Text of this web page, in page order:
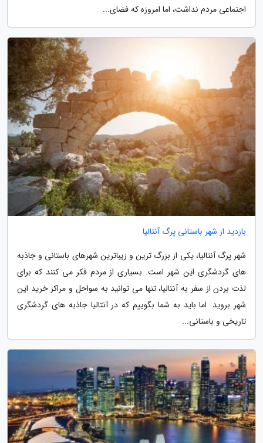
اجتماعی مردم نداشت، اما امروزه که فضای...
بازدید از شهر باستانی پرگ آنتالیا
شهر پرگ آنتالیا، یکی از بزرگ ترین و زیباترین شهرهای باستانی و جاذبه
های گردشگری این شهر است. بسیاری از مردم فکر می کنند که برای
لذت بردن از سفر به آنتالیا، تنها می توانید به سواحل و مراکز خرید این
شهر بروید. اما باید به شما بگوییم که در آنتالیا جاذبه های گردشگری
تاریخی و باستانی...